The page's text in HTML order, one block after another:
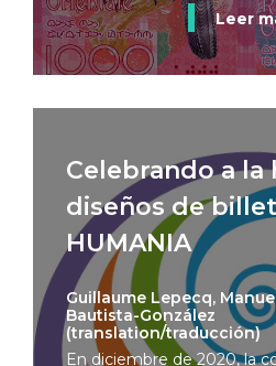
Leer
Celebrando a la
diseños de
HUMANIA
Guillaume Lepecq,
Bautista-González
(translation/traducción)
En diciembre de 2020, la